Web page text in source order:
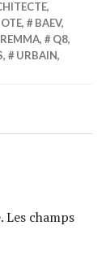
,
, BAEV,
, Q8,
, URBAIN,
Les champs